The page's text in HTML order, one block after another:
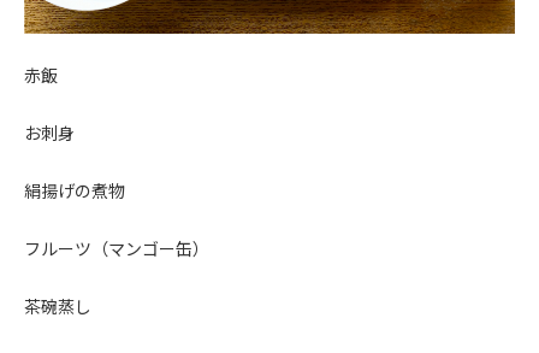
赤飯
お刺身
絹揚げの煮物
フルーツ（マンゴー缶）
茶碗蒸し